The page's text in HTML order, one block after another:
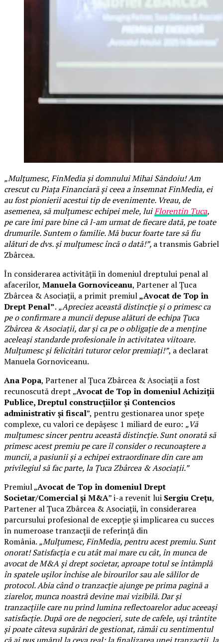
„Mulțumesc, FinMedia și domnului Mihai Săndoiu! Am
crescut cu Piața Financiară și ceea a însemnat FinMedia, ei
au fost pionierii acestui tip de evenimente. Vreau, de
asemenea, să mulțumesc echipei mele, luiFlorentin Țuca,
pe care îmi pare bine că l-am urmat de fiecare dată, pe toate
drumurile. Suntem o familie. Mă bucur foarte tare să fiu
alături de dvs. și mulțumesc încă o dată!”, a transmis Gabriel
Zbârcea.
În considerarea activității în domeniul dreptului penal al
afacerilor, Manuela Gornoviceanu, Partener al Țuca
Zbârcea & Asociații, a primit premiul„Avocat de Top în
Drept Penal”. „Apreciez această distincție și o primesc ca
pe o confirmare a muncii depuse alături de echipa Țuca
Zbârcea & Asociații, dar și ca pe o obligație de a menține
aceleași standarde profesionale în activitatea viitoare.
Mulțumesc și felicitări tuturor celor premiați!”, a declarat
Manuela Gornoviceanu.
Ana Popa, Partener al Țuca Zbârcea & Asociații a fost
recunoscută drept „Avocat de Top în domeniul Achiziții
Publice, Dreptul construcțiilor și Contencios
administrativ și fiscal”, pentru gestionarea unor spețe
complexe, cu valori ce depășesc 1 miliard de euro: „Vă
mulțumesc sincer pentru această distincție. Sunt onorată să
primesc acest premiu pe care îl consider o recunoaștere a
muncii, a pasiunii și a echipei extraordinare din care am
privilegiul să fac parte, la Țuca Zbârcea & Asociații.”
Premiul „Avocat de Top în domeniul Drept
Societar/Comercial și M&A” i-a revenit lui Sergiu Crețu,
Partener al Țuca Zbârcea & Asociații, în considerarea
parcursului profesional de excepție și implicarea cu succes
în numeroase tranzacții de referință din
România. „Mulțumesc, FinMedia, pentru acest premiu. Sunt
onorat! Satisfacția e cu atât mai mare cu cât, în munca de
avocat de M&A și drept societar, aproape totul se întâmplă
în spatele ușilor închise ale birourilor sau ale sălilor de
protocol. Abia când o tranzacție ajunge pe prima pagină a
ziarelor, munca noastră devine mai vizibilă. Dar și
tranzacțiile care nu prind lumina reflectoarelor aduc aceeași
satisfacție. După ore de negocieri, sute de cafele, uși trântite
și poate câteva supărări de gestionat, rămâi cu sentimentul